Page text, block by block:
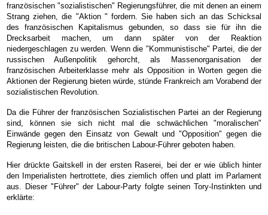
französischen "sozialistischen" Regierungsführer, die mit denen an einem
Strang ziehen, die "Aktion " fordern. Sie haben sich an das Schicksal
des französischen Kapitalismus gebunden, so dass sie für ihn die
Drecksarbeit machen, um dann später von der Reaktion
niedergeschlagen zu werden. Wenn die "Kommunistische" Partei, die der
russischen Außenpolitik gehorcht, als Massenorganisation der
französischen Arbeiterklasse mehr als Opposition in Worten gegen die
Aktionen der Regierung bieten würde, stünde Frankreich am Vorabend der
sozialistischen Revolution.
Da die Führer der französischen Sozialistischen Partei an der Regierung
sind, können sie sich nicht mal die schwächlichen "moralischen"
Einwände gegen den Einsatz von Gewalt und "Opposition" gegen die
Regierung leisten, die die britischen Labour-Führer geboten haben.
Hier drückte Gaitskell in der ersten Raserei, bei der er wie üblich hinter
den Imperialisten hertrottete, dies ziemlich offen und platt im Parlament
aus. Dieser "Führer" der Labour-Party folgte seinen Tory-Instinkten und
erklärte: